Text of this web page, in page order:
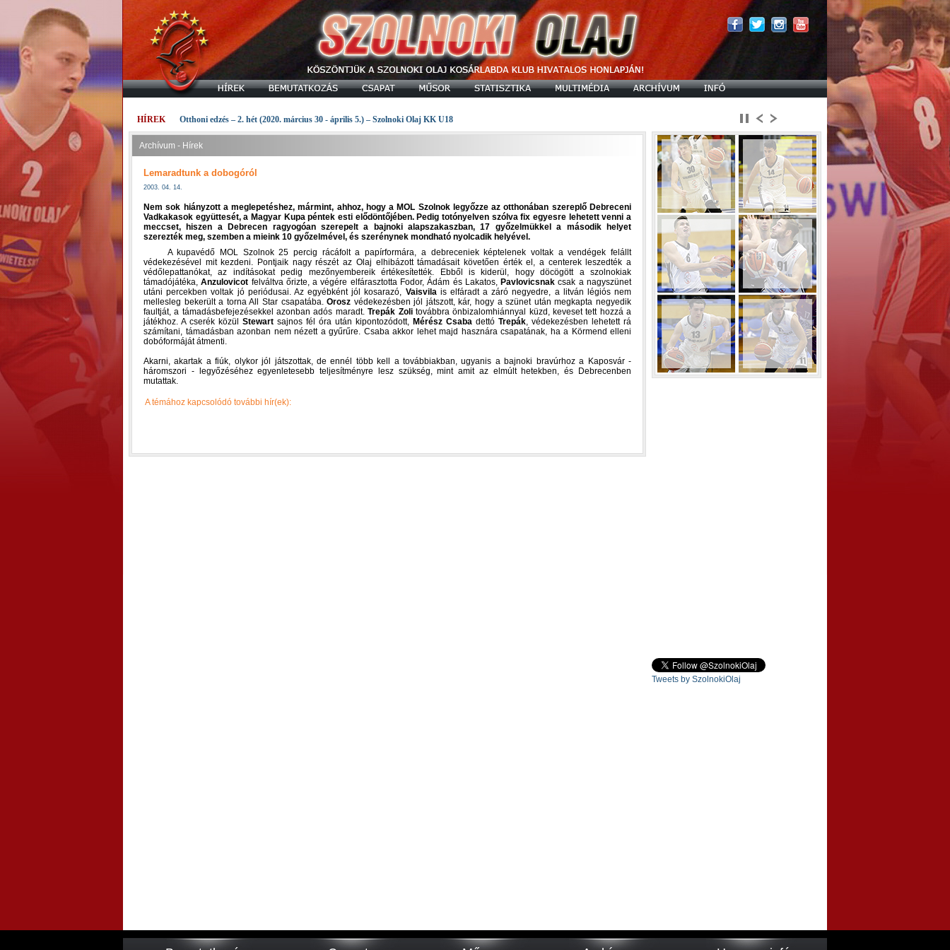
HÍREK Otthoni edzés – 2. hét (2020. március 30 - április 5.) – Szolnoki Olaj KK U18
Archívum - Hírek
Lemaradtunk a dobogóról
2003. 04. 14.
Nem sok hiányzott a meglepetéshez, mármint, ahhoz, hogy a MOL Szolnok legyőzze az otthonában szereplő Debreceni
Vadkakasok együttesét, a Magyar Kupa péntek esti elődöntőjében. Pedig totónyelven szólva fix egyesre lehetett venni a
meccset, hiszen a Debrecen ragyogóan szerepelt a bajnoki alapszakaszban, 17 győzelmükkel a második helyet
szerezték meg, szemben a mieink 10 győzelmével, és szerénynek mondható nyolcadik helyével.
A kupavédő MOL Szolnok 25 percig rácáfolt a papírformára, a debreceniek képtelenek voltak a vendégek felállt
védekezésével mit kezdeni. Pontjaik nagy részét az Olaj elhibázott támadásait követően érték el, a centerek leszedték a
védőlepattanókat, az indításokat pedig mezőnyembereik értékesítették. Ebből is kiderül, hogy döcögött a szolnokiak
támadójátéka,Anzulovicot felváltva őrizte, a végére elfárasztotta Fodor, Ádám és Lakatos, Pavlovicsnak csak a nagyszünet
utáni percekben voltak jó periódusai. Az egyébként jól kosarazó, Vaisvilais elfáradt a záró negyedre, a litván légiós nem
mellesleg bekerült a torna All Star csapatába.Orosz védekezésben jól játszott, kár, hogy a szünet után megkapta negyedik
faultját, a támadásbefejezésekkel azonban adós maradt.Trepák Zolitovábbra önbizalomhiánnyal küzd, keveset tett hozzá a
játékhoz. A cserék közül Stewart sajnos fél óra után kipontozódott, Mérész Csaba dettó Trepák, védekezésben lehetett rá
számítani, támadásban azonban nem nézett a gyűrűre. Csaba akkor lehet majd hasznára csapatának, ha a Körmend elleni
dobóformáját átmenti.
Akarni, akartak a fiúk, olykor jól játszottak, de ennél több kell a továbbiakban, ugyanis a bajnoki bravúrhoz a Kaposvár -
háromszori - legyőzéséhez egyenletesebb teljesítményre lesz szükség, mint amit az elmúlt hetekben, és Debrecenben
mutattak.
A témához kapcsolódó további hír(ek):
Tweets by SzolnokiOlaj